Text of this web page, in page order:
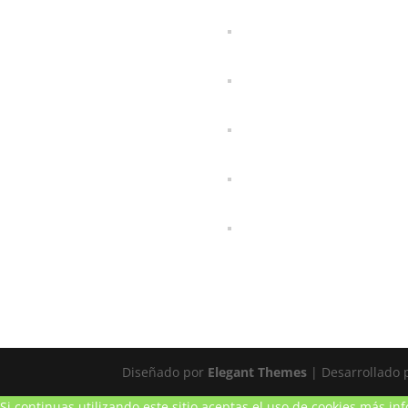
Diseñado por Elegant Themes | Desarrollado